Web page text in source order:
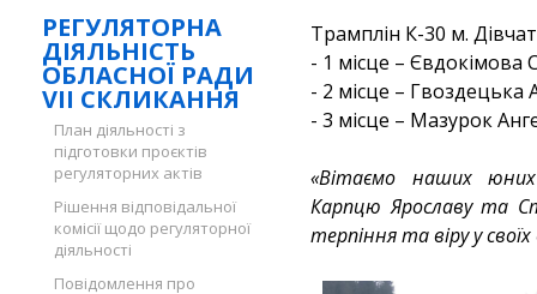
РЕГУЛЯТОРНА
ДІЯЛЬНІСТЬ
ОБЛАСНОЇ РАДИ
VII СКЛИКАННЯ
План діяльності з
підготовки проєктів
регуляторних актів
Рішення відповідальної
комісії щодо регуляторної
діяльності
Повідомлення про
Трамплін К-30 м.
- 1 місце – Євдокімова
- 2 місце – Гвоздецька
- 3 місце – Мазурок
«Вітаємо наших
Карпцю Ярославу та
терпіння та віру у